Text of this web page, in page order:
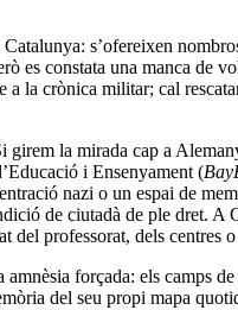
s’ofereixen
es constata una manca de
la crònica militar; cal
girem la mirada cap a
i Ensenyament (
nazi o un espai de
de ciutadà de ple dret.
professorat, dels centres
forçada: els camps
del seu propi mapa